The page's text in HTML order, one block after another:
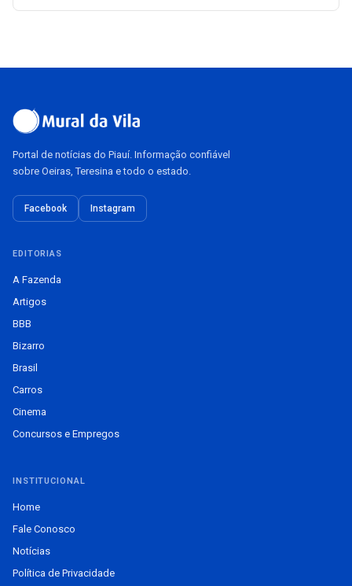
Portal de notícias do Piauí. Informação confiável
sobre Oeiras, Teresina e todo o estado.
Facebook Instagram
EDITORIAS
A Fazenda
Artigos
BBB
Bizarro
Brasil
Carros
Cinema
Concursos e Empregos
INSTITUCIONAL
Home
Fale Conosco
Notícias
Política de Privacidade